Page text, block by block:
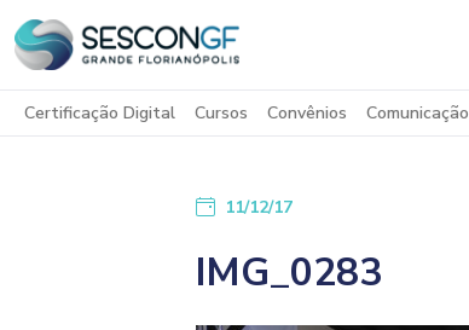
Certificação Digital Cursos Convênios Comunicação
11/12/17
IMG_0283